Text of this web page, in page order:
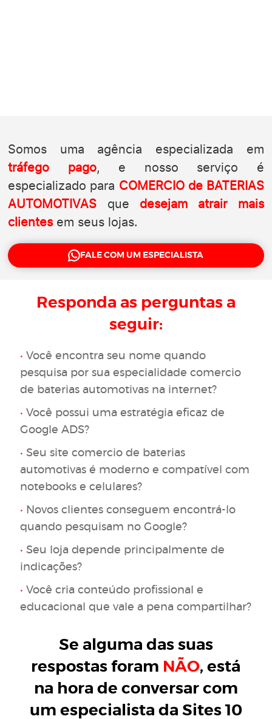
Somos uma agência especializada em
tráfego pago, e nosso serviço é
especializado para COMERCIO de BATERIAS
AUTOMOTIVAS
que desejam atrair mais
clientes em seus lojas.
FALE COM UM ESPECIALISTA
Responda as perguntas a
seguir:
• Você encontra seu nome quando
pesquisa por sua especialidade comercio
de baterias automotivas na internet?
• Você possui uma estratégia eficaz de
Google ADS?
• Seu site comercio de baterias
automotivas é moderno e compatível com
notebooks e celulares?
• Novos clientes conseguem encontrá-lo
quando pesquisam no Google?
• Seu loja depende principalmente de
indicações?
• Você cria conteúdo profissional e
educacional que vale a pena compartilhar?
Se alguma das suas
respostas foram NÃO, está
na hora de conversar com
um especialista da Sites 10